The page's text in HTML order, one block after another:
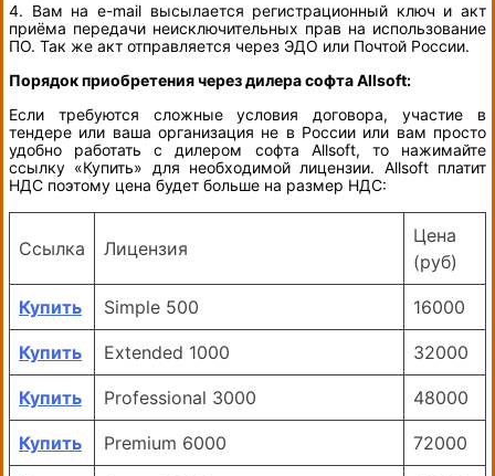
4. Вам на e-mail высылается регистрационный ключ и акт
приёма передачи неисключительных прав на использование
ПО. Так же акт отправляется через ЭДО или Почтой России.
Порядок приобретения через дилера софта Allsoft:
Если требуются сложные условия договора, участие в
тендере или ваша организация не в России или вам просто
удобно работать с дилером софта Allsoft, то нажимайте
ссылку «Купить» для необходимой лицензии. Allsoft платит
НДС поэтому цена будет больше на размер НДС:
Ссылка Лицензия
Цена
(руб)
Купить Simple 500 16000
Купить Extended 1000 32000
Купить Professional 3000 48000
Купить Premium 6000 72000